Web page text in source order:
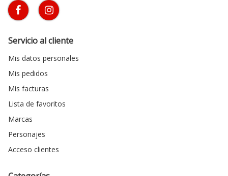
Servicio al cliente
Mis datos personales
Mis pedidos
Mis facturas
Lista de favoritos
Marcas
Personajes
Acceso clientes